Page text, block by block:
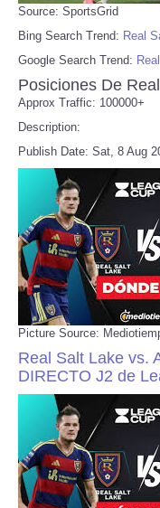
Source: SportsGrid
Bing Search Trend: Real
Google Search Trend:
Posiciones De
Approx Traffic: 100000+
Description:
Publish Date: Sat, 8 Aug
Picture Source:
Real Salt Lake vs.
DIRECTO J2 de